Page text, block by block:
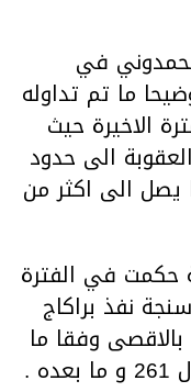
في
ما تم تداوله
الاخيرة حيث
الى حدود
يصل الى اكثر من
حكمت في الفترة
الاخيرة على متهم بالسجن 15 سنجة نفذ براكاج
وفقا ما
.